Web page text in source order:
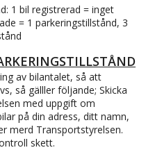
1 bil registrerad = inget
= 1 parkeringstillstånd, 3
av bilantalet, så att
så gälller följande; Skicka
med uppgift om
på din adress, ditt namn,
merd Transportstyrelsen.
skett.